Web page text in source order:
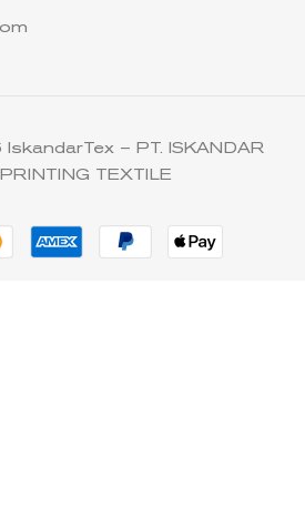
– PT. ISKANDAR
TEXTILE